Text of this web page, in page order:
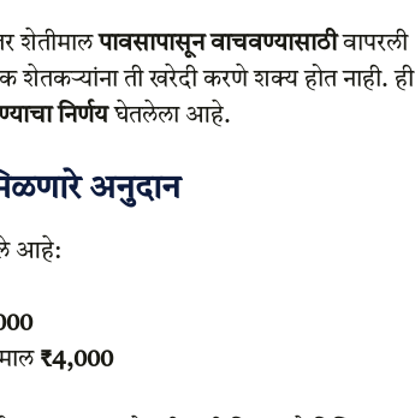
शेतीमालपावसापासून वाचवण्यासाठीवापरली
शेतकऱ्यांना ती खरेदी करणे शक्य होत नाही. ही
निर्णयघेतलेला आहे.
अनुदान
आहे:
₹4,000